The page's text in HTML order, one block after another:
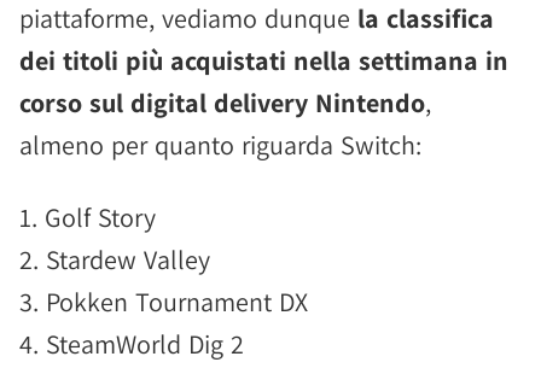
piattaforme, vediamo dunque la classifica
dei titoli più acquistati nella settimana in
corso sul digital delivery Nintendo,
almeno per quanto riguarda Switch:
1. Golf Story
2. Stardew Valley
3. Pokken Tournament DX
4. SteamWorld Dig 2